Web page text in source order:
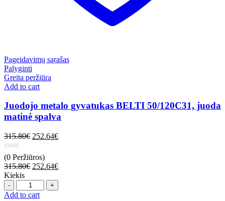
Pageidavimų sąrašas
Palyginti
Greita peržiūra
Add to cart
Juodojo metalo gyvatukas BELTI 50/120C31, juoda
matinė spalva
315.80€ 252.64€
(0 Peržiūros)
315.80€ 252.64€
Kiekis
Quantity
Add to cart